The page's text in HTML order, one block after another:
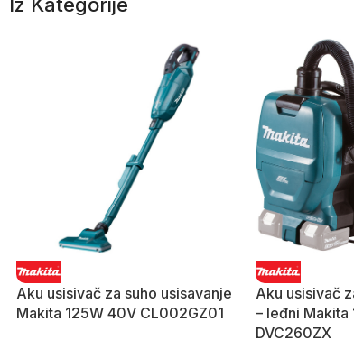
Aku usisivač za suho usisavanje
Makita 125W 40V CL002GZ01
Aku usisivač
– leđni Makita
DVC260ZX